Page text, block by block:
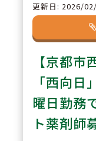
POINT
有給休
中！年
舗間微
ンスを
すい環
更新日: 2026/
【京都
「西向
曜日勤務
ト薬剤師